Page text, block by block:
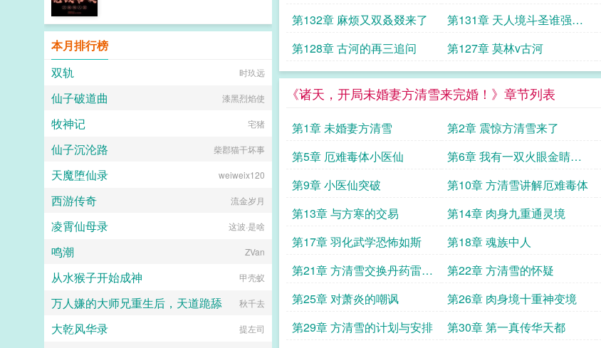
实力
第132章 麻烦又双叒叕来了
第131章 天人境斗圣谁强谁
弱
第128章 古河的再三追问
第127章 莫林v古河
《诸天，开局未婚妻方清雪来完婚！》章节列表
第1章 未婚妻方清雪 第2章 震惊方清雪来了
第5章 厄难毒体小医仙
第6章 我有一双火眼金睛求
推荐票
第9章 小医仙突破
第10章 方清雪讲解厄难毒体
第13章 与方寒的交易
第14章 肉身九重通灵境
第17章 羽化武学恐怖如斯 第18章 魂族中人
第21章 方清雪交换丹药雷骨
舍利
第22章 方清雪的怀疑
第25章 对萧炎的嘲讽
第26章 肉身境十重神变境
第29章 方清雪的计划与安排
第30章 第一真传华天都
算计，就得了消息，府上被家族嫡支
连累要被流放至边境。流放路上还被
所谓的亲人嫌弃和挤兑，不怕不怕，
随身空间不离不弃，气死那些想看他
们笑话的人。而在边境军户区挨打受
气长大的景睿，自从被自家大哥打破
了头，整个人性情大变，再不是人人
可期的小可怜。凭借着自己的能力步
步高升，满脑子都是强大自己，找到
那个和他相约前世今生的小女人。都
说千里姻缘一线牵，前世今生皆是
缘，冥冥之中皆天意，真可谓是踏破
铁鞋无觅处，得来全不费工夫，妙
哉！再次相遇，意外得知陈年秘事，
面对人心险恶血海深仇，那就搅他个
天翻地覆。看云依如何护佑幼弟看两
夫妻如何再续前缘，披荆斩棘，携手
共创盛世辉煌。穿越逍遥嫡女男女主
本月排行榜
双轨
时玖远
仙子破道曲 漆黑烈焰使
牧神记 宅猪
仙子沉沦路 柴郡猫干坏事
天魔堕仙录 weiweix120
西游传奇 流金岁月
凌霄仙母录 这波·是啥
鸣潮 ZVan
从水猴子开始成神 甲壳蚁
万人嫌的大师兄重生后，天道跪舔 秋千去
大乾风华录 提左司